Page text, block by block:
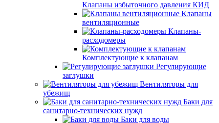
Клапаны избыточного давления КИД
Клапаны
вентиляционные
Клапаны-
расходомеры
Комплектующие к клапанам
Регулирующие
заглушки
Вентиляторы для
убежищ
Баки для
санитарно-технических нужд
Баки для воды